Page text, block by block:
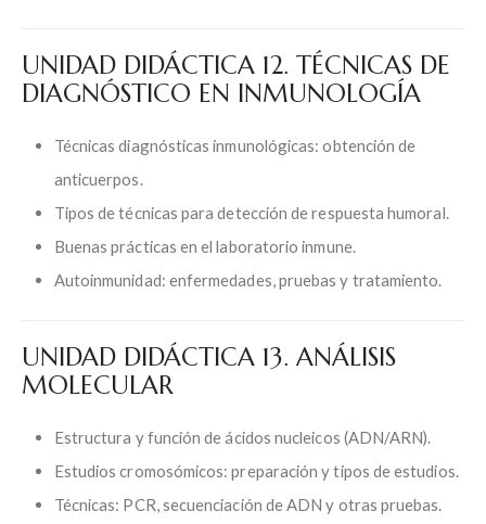
UNIDAD DIDÁCTICA 12. TÉCNICAS DE
DIAGNÓSTICO EN INMUNOLOGÍA
Técnicas diagnósticas inmunológicas: obtención de
anticuerpos.
Tipos de técnicas para detección de respuesta humoral.
Buenas prácticas en el laboratorio inmune.
Autoinmunidad: enfermedades, pruebas y tratamiento.
UNIDAD DIDÁCTICA 13. ANÁLISIS
MOLECULAR
Estructura y función de ácidos nucleicos (ADN/ARN).
Estudios cromosómicos: preparación y tipos de estudios.
Técnicas: PCR, secuenciación de ADN y otras pruebas.